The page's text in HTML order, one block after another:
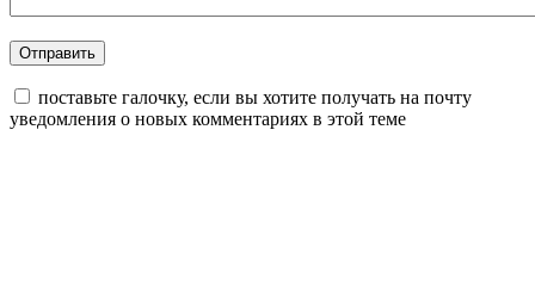
поставьте галочку, если вы хотите получать на почту
уведомления о новых комментариях в этой теме